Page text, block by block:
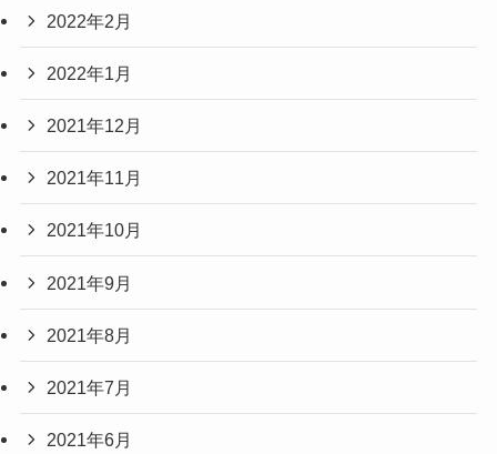
2022年2月
2022年1月
2021年12月
2021年11月
2021年10月
2021年9月
2021年8月
2021年7月
2021年6月